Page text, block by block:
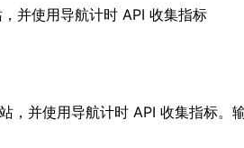
并使用导航计时 API 收集指标
并使用导航计时 API 收集指标。